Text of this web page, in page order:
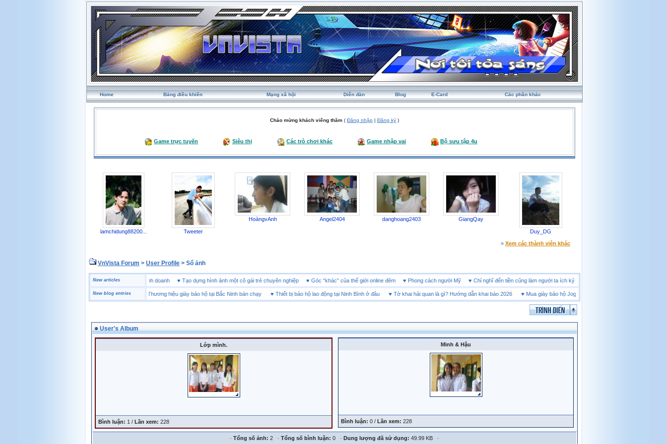
Home Bảng điều khiển Mạng xã hội Diễn đàn Blog E-Card Các phần khác
Chào mừng khách viếng thăm ( Đăng nhập | Đăng ký )
Game trực tuyến Siêu thị Các trò chơi khác Game nhập vai Bộ sưu tập 4u
lamchidung88200... Tweeter
HoàngvAnh Angel2404 danghoang2403 GiangQay
Duy_DG
» Xem các thành viên khác
VnVista Forum > User Profile > Sổ ảnh
New articles
4 bài học thành công trong kinh doanh♥Tạo dựng hình ảnh một cô gái trẻ chuyên nghiệp♥Góc “khác” của thế giới online đêm♥Phong cách người Mỹ♥Chỉ nghĩ đến tiền cũng làm người ta ích kỷ
New blog entries Thương hiệu giày bảo hộ tại Bắc Ninh bán chạy♥ Thiết bị bảo hộ lao động tại Ninh Bình ở đâu♥ Tờ khai hải quan là gì? Hướng dẫn khai báo 2026♥ Mua giày bảo hộ Jogger tại Bình Dương ở đâu tốt
User's Album
Lớp mình.
Bình luận: 1 / Lần xem: 228
Minh & Hậu
Bình luận: 0 / Lần xem: 228
· Tổng số ảnh: 2 · Tổng số bình luận: 0 · Dung lượng đã sử dụng: 49.99 KB ·